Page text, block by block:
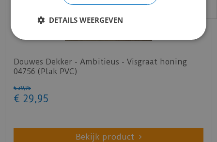
Douwes Dekker - Ambitieus - Visgraat honing
04756 (Plak PVC)
€ 39,95
€ 29,95
Bekijk product
DETAILS WEERGEVEN